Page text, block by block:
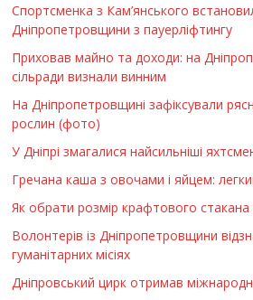
Спортсменка з Кам’янського
Дніпропетровщини з пауерліфтингу
Приховав майно та доходи: на
сільради визнали винним
На Дніпропетровщині зафіксували
рослин (фото)
У Дніпрі змагалися найсильніші
Гречана каша з овочами і яйцем:
Як обрати розмір крафтового стакана
Волонтерів із Дніпропетровщини
гуманітарних місіях
Дніпровський цирк отримав